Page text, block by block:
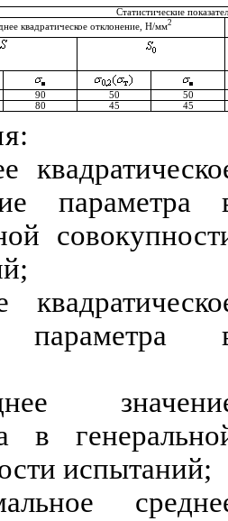
Статистические
квадратическое отклонение Н/мм2
90 50
50
80 45 45
я:
параметра
со
параметра
нее з
в
испытаний;